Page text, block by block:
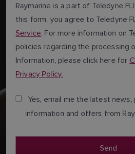
Raymarine is a part of Teledyne
this form, you agree to Teledyne
Service. For more information on
policies regarding the processing
Information, please click here for
Privacy Policy.
Yes, email me the latest news,
information and offers from